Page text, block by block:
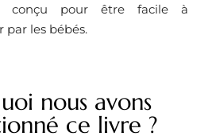
conçu pour être facile à
par les bébés.
nous avons
ce livre ?